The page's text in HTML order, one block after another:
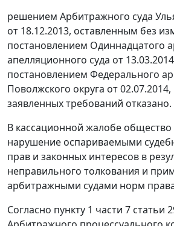
решением Арбитражного суда
от 18.12.2013, оставленным без
постановлением Одиннадцатого
апелляционного суда от
постановлением Федерального
Поволжского округа от
заявленных требований отказано.
В кассационной жалобе общество
нарушение оспариваемыми
прав и законных интересов в
неправильного толкования и
арбитражными судами норм
Согласно пункту 1 части 7 статьи